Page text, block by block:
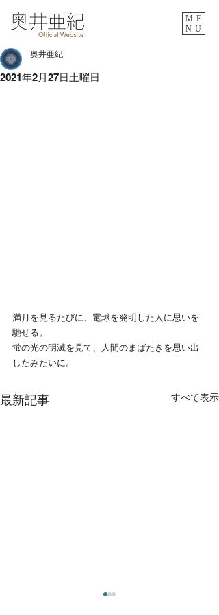
ME
NU
2021年2月27日土曜日
奥井亜紀
満月を見るたびに、電球を発明した人に思いを
馳せる。
蛍の光の明滅を見て、人間のまばたきを思い出
したみたいに。
最新記事 すべて表示